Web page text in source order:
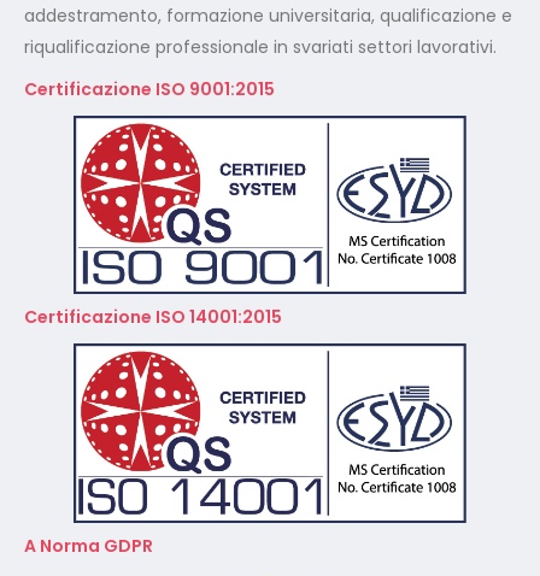
addestramento, formazione universitaria, qualificazione e
riqualificazione professionale in svariati settori lavorativi.
Certificazione ISO 9001:2015
Certificazione ISO 14001:2015
A Norma GDPR